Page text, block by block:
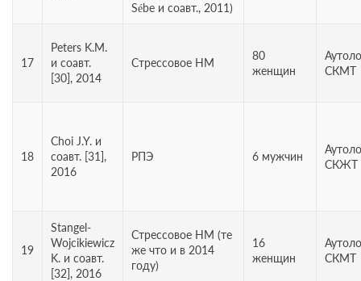
Sébe и соавт., 2011)
17
Peters K.M.
и соавт.
[30], 2014
Стрессовое НМ
80
женщин
СКМТ
18
Choi J.Y. и
соавт. [31],
2016
РПЭ 6 мужчин
СКЖТ
19
Stangel-
Wojcikiewicz
K. и соавт.
[32], 2016
Стрессовое НМ (те
же что и в 2014
году)
16
женщин
СКМТ